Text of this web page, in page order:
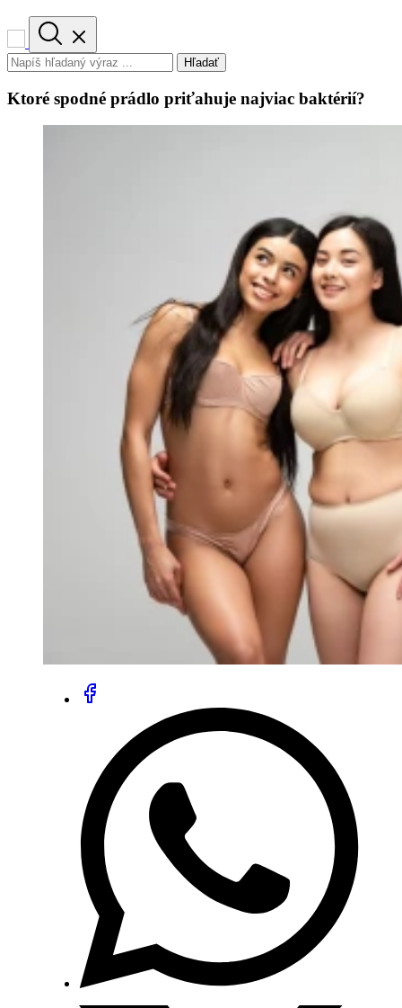
Hľadať
Ktoré spodné prádlo priťahuje najviac baktérií?